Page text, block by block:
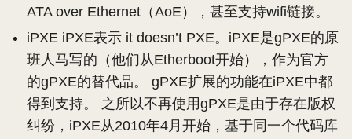
ATA over Ethernet（AoE），甚至支持wifi链接。
iPXE iPXE表示 it doesn’t PXE。iPXE是gPXE的原
班人马写的（他们从Etherboot开始），作为官方
的gPXE的替代品。 gPXE扩展的功能在iPXE中都
得到支持。 之所以不再使用gPXE是由于存在版权
纠纷，iPXE从2010年4月开始，基于同一个代码库